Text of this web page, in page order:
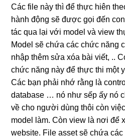
Các file này thì để thực hiên
hành động sẽ được gọi đến
tác qua lại với model và view
Model sẽ chứa các chức năng
nhập thêm sửa xóa bài viết, ..
chức năng này để thực thi một
Các bạn phải nhớ rằng là
database … nó như sếp ấy nó
về cho người dùng thôi còn
model làm. Còn view là nơi để
website. File asset sẽ chứa